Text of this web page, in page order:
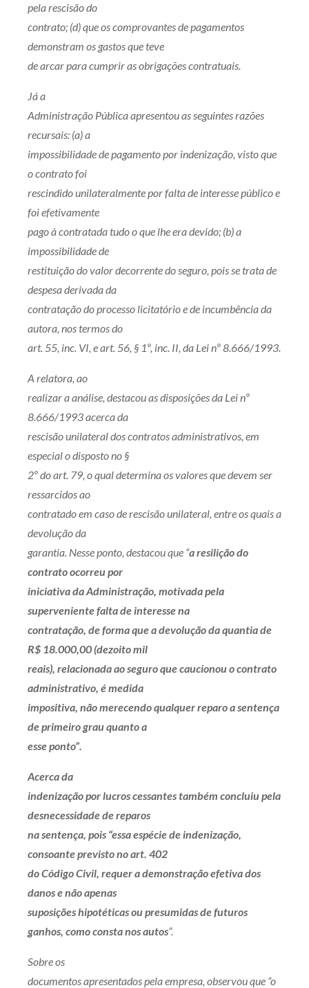
pela rescisão do
contrato; (d) que os comprovantes de pagamentos
demonstram os gastos que teve
de arcar para cumprir as obrigações contratuais.
Já a
Administração Pública apresentou as seguintes razões
recursais: (a) a
impossibilidade de pagamento por indenização, visto que
o contrato foi
rescindido unilateralmente por falta de interesse público e
foi efetivamente
pago à contratada tudo o que lhe era devido; (b) a
impossibilidade de
restituição do valor decorrente do seguro, pois se trata de
despesa derivada da
contratação do processo licitatório e de incumbência da
autora, nos termos do
art. 55, inc. VI, e art. 56, § 1º, inc. II, da Lei nº 8.666/1993.
A relatora, ao
realizar a análise, destacou as disposições da Lei nº
8.666/1993 acerca da
rescisão unilateral dos contratos administrativos, em
especial o disposto no §
2º do art. 79, o qual determina os valores que devem ser
ressarcidos ao
contratado em caso de rescisão unilateral, entre os quais a
devolução da
garantia. Nesse ponto, destacou que “a resilição do
contrato ocorreu por
iniciativa da Administração, motivada pela
superveniente falta de interesse na
contratação, de forma que a devolução da quantia de
R$ 18.000,00 (dezoito mil
reais), relacionada ao seguro que caucionou o contrato
administrativo, é medida
impositiva, não merecendo qualquer reparo a sentença
de primeiro grau quanto a
esse ponto”.
Acerca da
indenização por lucros cessantes também concluiu pela
desnecessidade de reparos
na sentença, pois “essa espécie de indenização,
consoante previsto no art. 402
do Código Civil, requer a demonstração efetiva dos
danos e não apenas
suposições hipotéticas ou presumidas de futuros
ganhos, como consta nos autos”.
Sobre os
documentos apresentados pela empresa, observou que “o